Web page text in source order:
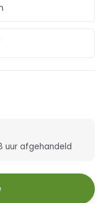
uur afgehandeld